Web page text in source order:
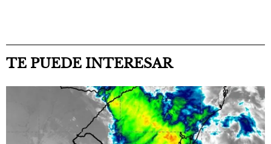
TE PUEDE INTERESAR